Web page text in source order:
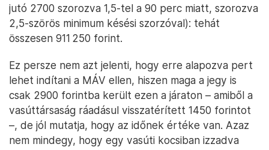
jutó 2700 szorozva 1,5-tel a 90 perc miatt, szorozva
2,5-szörös minimum késési szorzóval): tehát
összesen 911 250 forint.
Ez persze nem azt jelenti, hogy erre alapozva pert
lehet indítani a MÁV ellen, hiszen maga a jegy is
csak 2900 forintba került ezen a járaton – amiből a
vasúttársaság ráadásul visszatérített 1450 forintot
–, de jól mutatja, hogy az időnek értéke van. Azaz
nem mindegy, hogy egy vasúti kocsiban izzadva